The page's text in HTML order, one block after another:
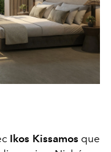
Ikos Kissamos que